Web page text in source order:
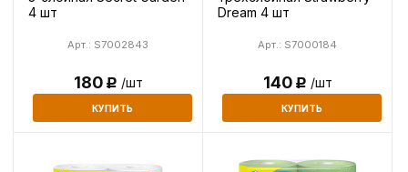
4 шт
Арт.: S7002843
180Р /шт
КУПИТЬ
Dream 4 шт
Арт.: S7000184
140Р /шт
КУПИТЬ